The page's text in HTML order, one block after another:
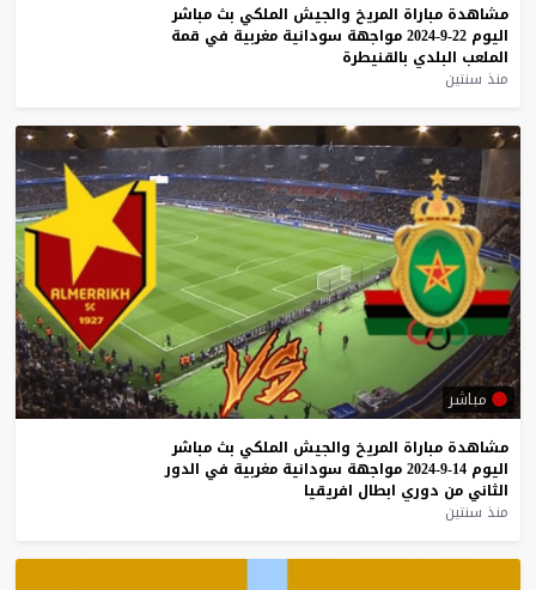
مشاهدة مباراة المريخ والجيش الملكي بث مباشر
اليوم 22-9-2024 مواجهة سودانية مغربية في قمة
الملعب البلدي بالقنيطرة
منذ سنتين
مباشر
مشاهدة مباراة المريخ والجيش الملكي بث مباشر
اليوم 14-9-2024 مواجهة سودانية مغربية في الدور
الثاني من دوري ابطال افريقيا
منذ سنتين